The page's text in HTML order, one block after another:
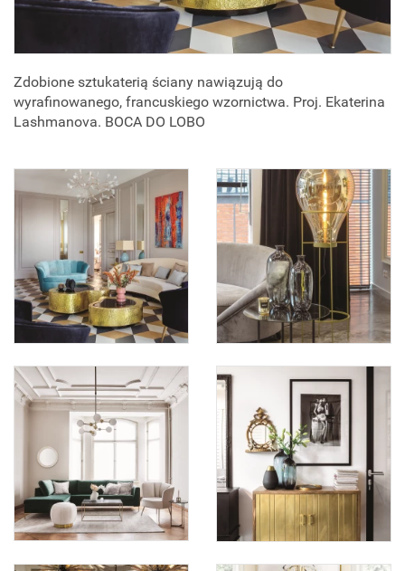
Zdobione sztukaterią ściany nawiązują do
wyrafinowanego, francuskiego wzornictwa. Proj. Ekaterina
Lashmanova. BOCA DO LOBO